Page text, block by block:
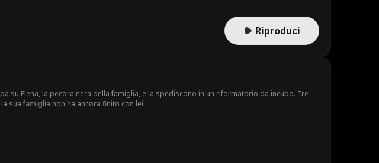
Riproduci
su Elena, la pecora nera della famiglia, e la spediscono in un riformatorio da incubo. Tre
sua famiglia non ha ancora finito con lei.